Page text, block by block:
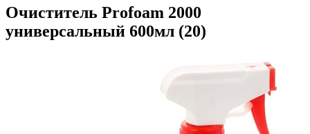
Очиститель Profoam 2000
универсальный 600мл (20)